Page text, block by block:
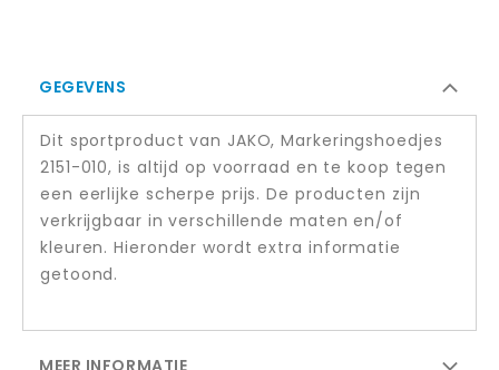
GEGEVENS
Dit sportproduct van JAKO, Markeringshoedjes
2151-010, is altijd op voorraad en te koop tegen
een eerlijke scherpe prijs. De producten zijn
verkrijgbaar in verschillende maten en/of
kleuren. Hieronder wordt extra informatie
getoond.
MEER INFORMATIE